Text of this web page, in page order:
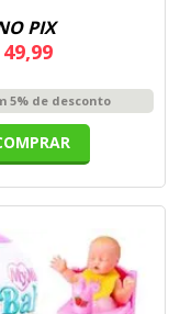
PIX
5% de desconto